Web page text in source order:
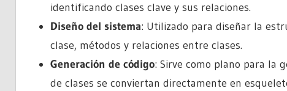
identificando clases clave y sus relaciones.
Diseño del sistema: Utilizado para diseñar la
clase, métodos y relaciones entre clases.
Generación de código: Sirve como plano para la
de clases se conviertan directamente en